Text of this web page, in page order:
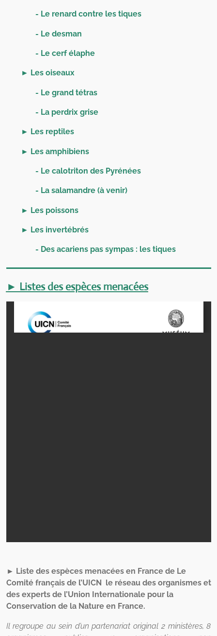
- Le renard contre les tiques
- Le desman
- Le cerf élaphe
► Les oiseaux
- Le grand tétras
- La perdrix grise
► Les reptiles
► Les amphibiens
- Le calotriton des Pyrénées
- La salamandre (à venir)
► Les poissons
► Les invertébrés
- Des acariens pas sympas : les tiques
► Listes des espèces menacées
► Liste des espèces menacées en France de Le
Comité français de l’UICN le réseau des organismes et
des experts de l’Union Internationale pour la
Conservation de la Nature en France.
Il regroupe au sein d’un partenariat original 2 ministères, 8